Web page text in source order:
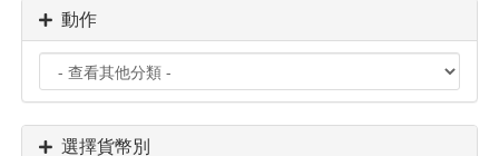
動作
選擇貨幣別